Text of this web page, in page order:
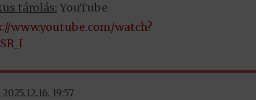
tárolás: YouTube
www.youtube.com/watch?
19:57